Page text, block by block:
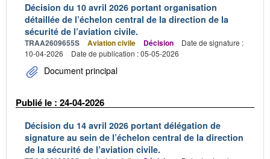
Décision du 10 avril 2026 portant organisation
détaillée de l’échelon central de la direction de la
sécurité de l’aviation civile.
TRAA2609655S Aviation civile Décision
Date de signature :
10-04-2026
Date de publication : 05-05-2026
Document principal
Publié le : 24-04-2026
Décision du 14 avril 2026 portant délégation de
signature au sein de l’échelon central de la direction
de la sécurité de l’aviation civile.